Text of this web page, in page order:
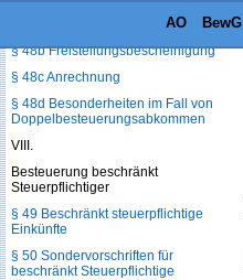
AO BewG
§ 48b Freistellungsbescheinigung
§ 48c Anrechnung
§ 48d Besonderheiten im Fall von
Doppelbesteuerungs­abkommen
VIII.
Besteuerung beschränkt
Steuerpflichtiger
§ 49 Beschränkt steuerpflichtige
Einkünfte
§ 50 Sondervorschriften für
beschränkt Steuerpflichtige